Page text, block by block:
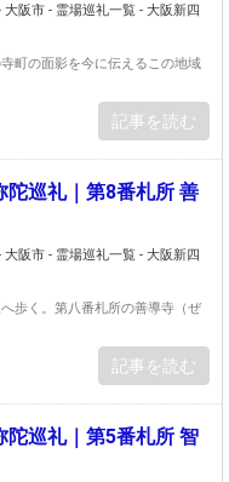
大阪市 - 霊場巡礼一覧 - 大阪新四
町の面影を今に伝えるこの地域
記事を読む
陀巡礼｜第8番札所 善
大阪市 - 霊場巡礼一覧 - 大阪新四
歩く。第八番札所の善導寺（ぜ
記事を読む
陀巡礼｜第5番札所 智